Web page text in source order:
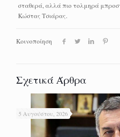
σταθερά, αλλά πιο τολμηρά
Κώστας Τσιάρας.
Κοινοποίηση
Σχετικά Άρθρα
5 Αυγούστου, 2026